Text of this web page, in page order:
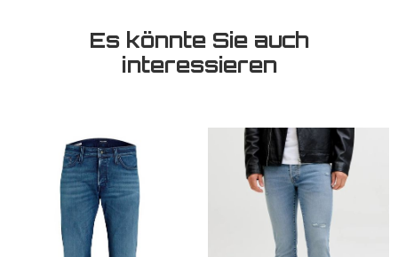
Es könnte Sie auch
interessieren